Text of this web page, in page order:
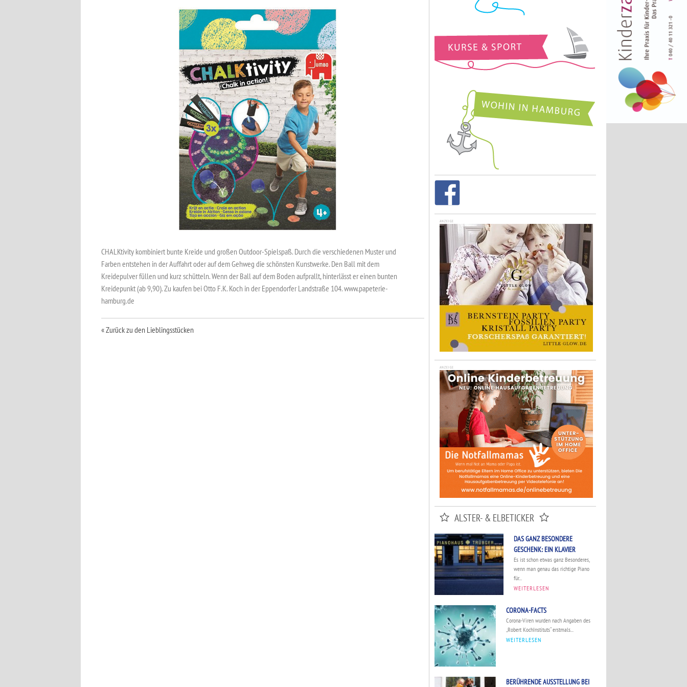
CHALKtivity kombiniert bunte Kreide und großen Outdoor-Spielspaß. Durch die verschiedenen Muster und
Farben entstehen in der Auffahrt oder auf dem Gehweg die schönsten Kunstwerke. Den Ball mit dem
Kreidepulver füllen und kurz schütteln. Wenn der Ball auf dem Boden aufprallt, hinterlässt er einen bunten
Kreidepunkt (ab 9,90). Zu kaufen bei Otto F.K. Koch in der Eppendorfer Landstraße 104. www.papeterie-
hamburg.de
« Zurück zu den Lieblingsstücken
Kurse und Sport
Wohin in Hamburg
ANZEIGE
ANZEIGE
ALSTER- & ELBETICKER
DAS GANZ BESONDERE
GESCHENK: EIN KLAVIER
Es ist schon etwas ganz Besonderes,
wenn man genau das richtige Piano
für...
WEITERLESEN
CORONA-FACTS
Corona-Viren wurden nach Angaben des
„Robert KochInstituts“ erstmals...
WEITERLESEN
BERÜHRENDE AUSSTELLUNG BEI